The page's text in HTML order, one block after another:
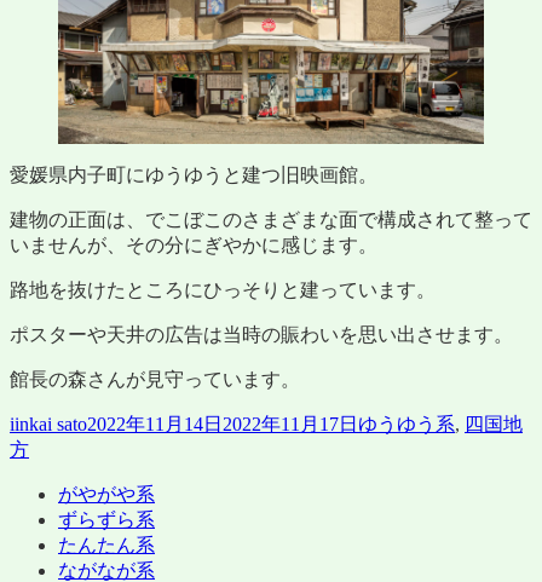
愛媛県内子町にゆうゆうと建つ旧映画館。
建物の正面は、でこぼこのさまざまな面で構成されて整って
いませんが、その分にぎやかに感じます。
路地を抜けたところにひっそりと建っています。
ポスターや天井の広告は当時の賑わいを思い出させます。
館長の森さんが見守っています。
投
稿
iinkai sato投
2022年11月14日 2022年11月17日 カ
ゆうゆう系, 四国地
方
がやがや系
ずらずら系
たんたん系
ながなが系